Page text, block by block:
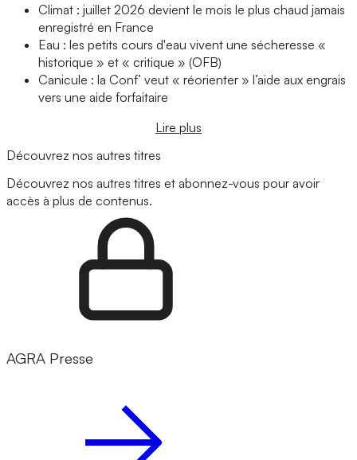
Climat : juillet 2026 devient le mois le plus chaud jamais
enregistré en France
Eau : les petits cours d'eau vivent une sécheresse «
historique » et « critique » (OFB)
Canicule : la Conf’ veut « réorienter » l’aide aux engrais
vers une aide forfaitaire
Lire plus
Découvrez nos autres titres
Découvrez nos autres titres et abonnez-vous pour avoir
accès à plus de contenus.
AGRA Presse